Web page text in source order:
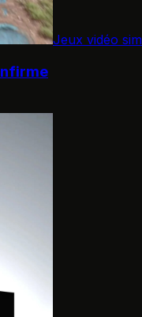
Jeux vidéo